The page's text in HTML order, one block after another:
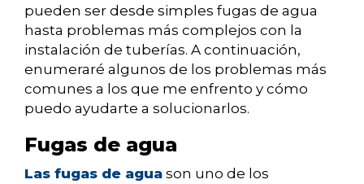
pueden ser desde simples fugas de agua
hasta problemas más complejos con la
instalación de tuberías. A continuación,
enumeraré algunos de los problemas más
comunes a los que me enfrento y cómo
puedo ayudarte a solucionarlos.
Fugas de agua
Las fugas de agua son uno de los